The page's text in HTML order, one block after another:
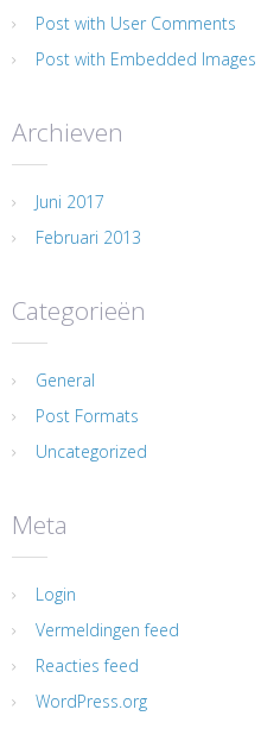
Post with User Comments
Post with Embedded Images
Archieven
Juni 2017
Februari 2013
Categorieën
General
Post Formats
Uncategorized
Meta
Login
Vermeldingen feed
Reacties feed
WordPress.org